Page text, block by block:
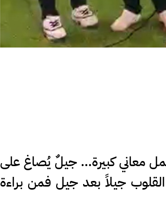
معاني كبيرة… جيلٌ يُصاغ على
القلوب جيلاً بعد جيل فمن براءة